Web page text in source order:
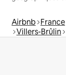
Airbnb France
Villers-Brûlin